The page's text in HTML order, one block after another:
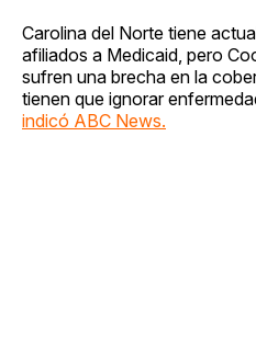
Carolina del Norte tiene
afiliados a Medicaid, pero
sufren una brecha en la
tienen que ignorar
indicó ABC News.